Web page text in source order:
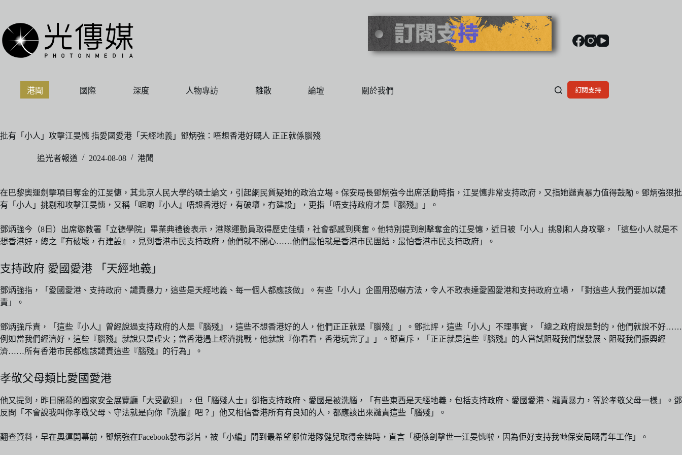
主
要
內
港聞 國際 深度 人物專訪 離散 論壇 關於我們 訂閱支持
批有「小人」攻擊江旻憓 指愛國愛港「天經地義」鄧炳強：唔想香港好嘅人 正正就係腦殘
追光者報道 2024-08-08 港聞
在巴黎奧運劍擊項目奪金的江旻憓，其北京人民大學的碩士論文，引起網民質疑她的政治立場。保安局長鄧炳強今出席活動時指，江旻憓非常支持政府，又指她譴責暴力值得鼓勵。鄧炳強狠批
有「小人」挑剔和攻擊江旻憓，又稱「呢啲『小人』唔想香港好，有破壞，冇建設」，更指「唔支持政府才是『腦殘』」。
鄧炳強今（8日）出席懲教署「立德學院」畢業典禮後表示，港隊運動員取得歷史佳績，社會都感到興奮。他特別提到劍擊奪金的江旻憓，近日被「小人」挑剔和人身攻擊，「這些小人就是不
想香港好，總之『有破壞，冇建設』，見到香港市民支持政府，他們就不開心……他們最怕就是香港市民團結，最怕香港市民支持政府」。
支持政府 愛國愛港 「天經地義」
鄧炳強指，「愛國愛港、支持政府、譴責暴力，這些是天經地義、每一個人都應該做」。有些「小人」企圖用恐嚇方法，令人不敢表達愛國愛港和支持政府立場，「對這些人我們要加以譴
責」。
鄧炳強斥責，「這些『小人』曾經說過支持政府的人是『腦殘』，這些不想香港好的人，他們正正就是『腦殘』」。鄧批評，這些「小人」不理事實，「總之政府說是對的，他們就說不好……
例如當我們經濟好，這些『腦殘』就說只是虛火；當香港遇上經濟挑戰，他就說『你看看，香港玩完了』」。鄧直斥，「正正就是這些『腦殘』的人嘗試阻礙我們謀發展、阻礙我們振興經
濟……所有香港市民都應該譴責這些『腦殘』的行為」。
孝敬父母類比愛國愛港
他又提到，昨日開幕的國家安全展覽廳「大受歡迎」，但「腦殘人士」卻指支持政府、愛國是被洗腦，「有些東西是天經地義，包括支持政府、愛國愛港、譴責暴力，等於孝敬父母一樣」。鄧
反問「不會說我叫你孝敬父母、守法就是向你『洗腦』吧？」他又相信香港所有有良知的人，都應該出來譴責這些「腦殘」。
翻查資料，早在奧運開幕前，鄧炳強在Facebook發布影片，被「小編」問到最希望哪位港隊健兒取得金牌時，直言「梗係劍擊世一江旻憓啦，因為佢好支持我哋保安局嘅青年工作」。